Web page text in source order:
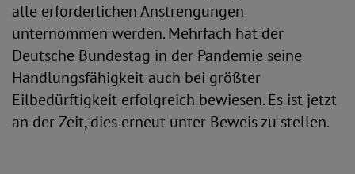
alle erforderlichen Anstrengungen
unternommen werden. Mehrfach hat der
Deutsche Bundestag in der Pandemie seine
Handlungsfähigkeit auch bei größter
Eilbedürftigkeit erfolgreich bewiesen. Es ist jetzt
an der Zeit, dies erneut unter Beweis zu stellen.